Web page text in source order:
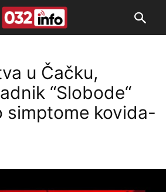
u Čačku,
“Slobode“
simptome kovida-